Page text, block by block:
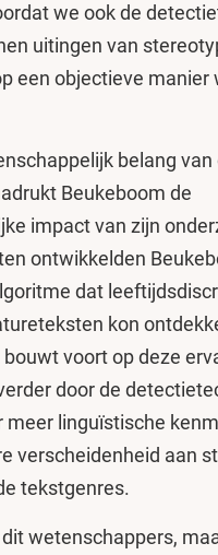
we ook de
uitingen van
een objectieve manier
belang van
Beukeboom de
impact van zijn
ontwikkelden
dat
kon
voort op deze
door de
meer linguïstische
verscheidenheid aan
tekstgenres.
wetenschappers,